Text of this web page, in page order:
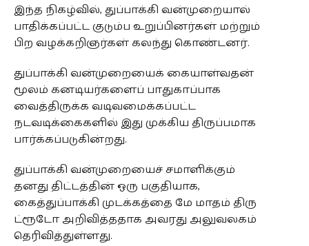
இந்த நிகழ்வில், துப்பாக்கி வன்முறையால்
பாதிக்கப்பட்ட குடும்ப உறுப்பினர்கள் மற்றும்
பிற வழக்கறிஞர்கள் கலந்து கொண்டனர்.
துப்பாக்கி வன்முறையைக் கையாள்வதன்
மூலம் கனடியர்களைப் பாதுகாப்பாக
வைத்திருக்க வடிவமைக்கப்பட்ட
நடவடிக்கைகளில் இது முக்கிய திருப்பமாக
பார்க்கப்படுகின்றது.
துப்பாக்கி வன்முறையைச் சமாளிக்கும்
தனது திட்டத்தின் ஒரு பகுதியாக,
கைத்துப்பாக்கி முடக்கத்தை மே மாதம் திரு
ட்ரூடோ அறிவித்ததாக அவரது அலுவலகம்
தெரிவித்துள்ளது.